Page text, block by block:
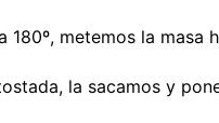
metemos la masa
la sacamos y